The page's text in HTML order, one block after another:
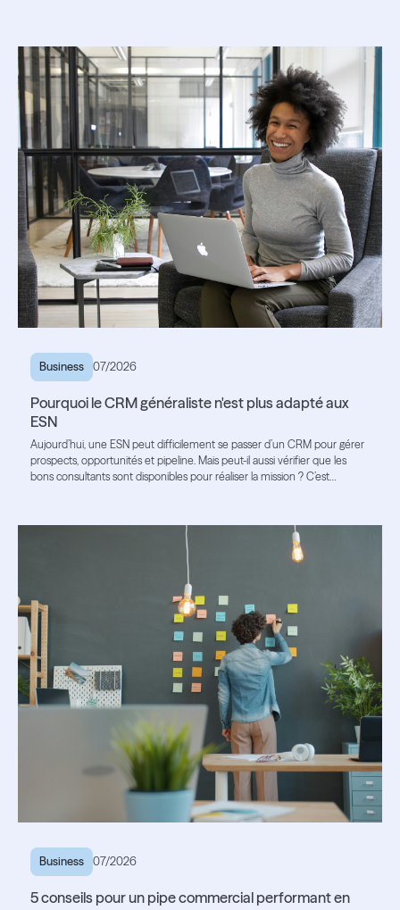
Business 07/2026
Pourquoi le CRM généraliste n'est plus adapté aux
ESN
Aujourd’hui, une ESN peut difficilement se passer d’un CRM pour gérer
prospects, opportunités et pipeline. Mais peut-il aussi vérifier que les
bons consultants sont disponibles pour réaliser la mission ? C’est
Business 07/2026
5 conseils pour un pipe commercial performant en